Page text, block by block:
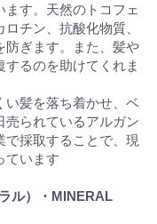
す。天然のトコフェ
チン、抗酸化物質、
防ぎます。また、髪や
るのを助けてくれま
い髪を落ち着かせ、ベ
売られているアルガン
採取することで、現
ています
ル）・MINERAL